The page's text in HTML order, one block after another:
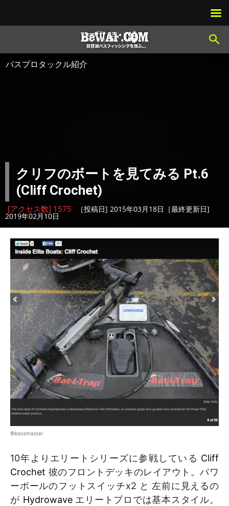
バスプロタックル紹介
クリフのボートを見てみる Pt.6
(Cliff Crochet)
[アクセス数] 1575 ［投稿日] 2015年03月18日［最終更新日]
2019年02月10日
©bassmaster
10年よりエリートシリーズに参戦している Cliff
Crochet 彼のフロントデッキのレイアウト。パワ
ーポールのフットスイッチx2 と 左前に見えるの
が Hydrowaveエリートプロでは基本スタイル。